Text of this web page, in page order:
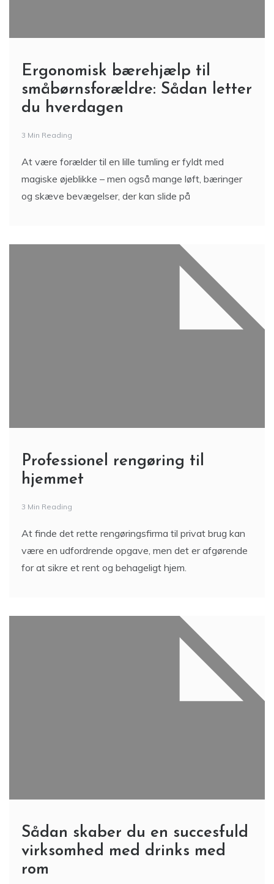
Ergonomisk bærehjælp til
småbørnsforældre: Sådan letter
du hverdagen
3 Min Reading
At være forælder til en lille tumling er fyldt med
magiske øjeblikke – men også mange løft, bæringer
og skæve bevægelser, der kan slide på
Professionel rengøring til
hjemmet
3 Min Reading
At finde det rette rengøringsfirma til privat brug kan
være en udfordrende opgave, men det er afgørende
for at sikre et rent og behageligt hjem.
Sådan skaber du en succesfuld
virksomhed med drinks med
rom